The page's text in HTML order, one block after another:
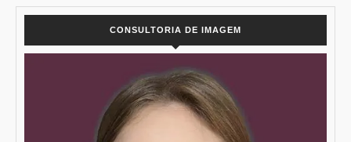
CONSULTORIA DE IMAGEM